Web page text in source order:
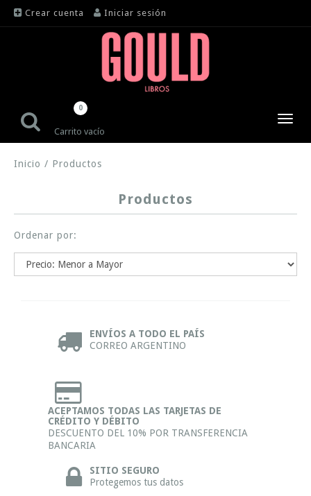
Crear cuenta Iniciar sesión
Carrito vacío
0
Inicio / Productos
Productos
Ordenar por:
ENVÍOS A TODO EL PAÍS
CORREO ARGENTINO
ACEPTAMOS TODAS LAS TARJETAS DE
CRÉDITO Y DÉBITO
DESCUENTO DEL 10% POR TRANSFERENCIA
BANCARIA
SITIO SEGURO
Protegemos tus datos